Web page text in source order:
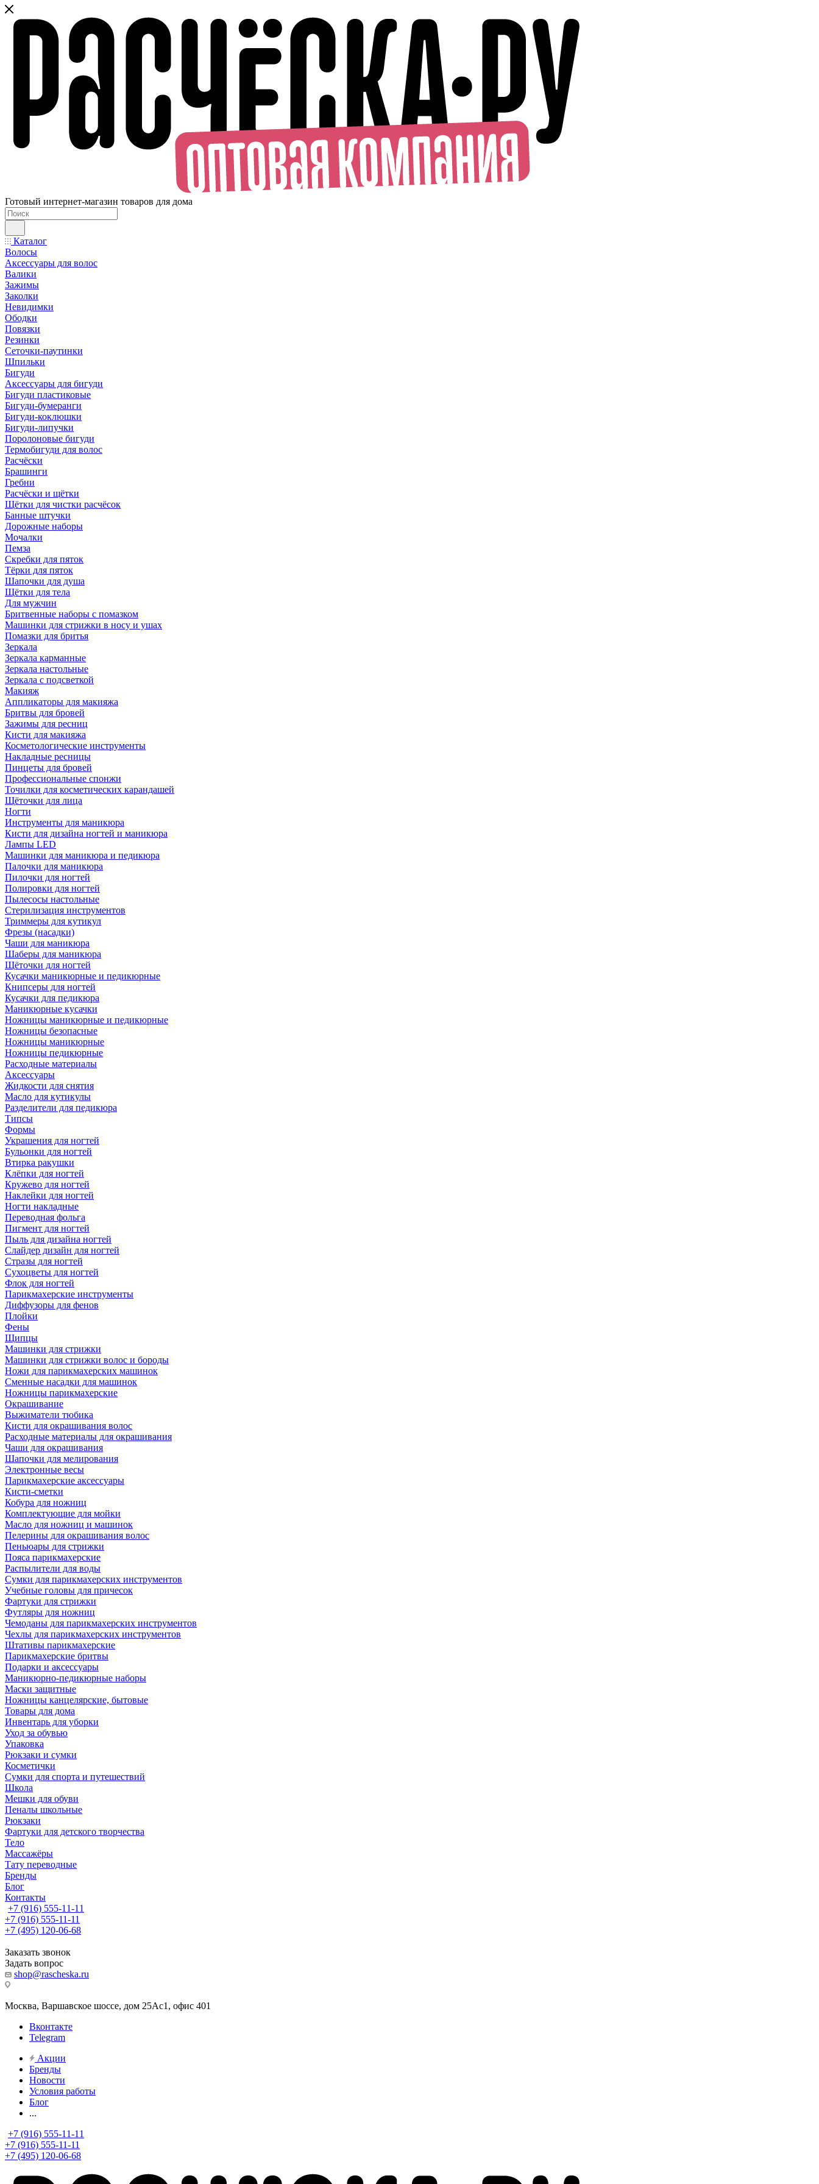
Готовый интернет-магазин товаров для дома
Каталог
Волосы
Аксессуары для волос
Валики
Зажимы
Заколки
Невидимки
Ободки
Повязки
Резинки
Сеточки-паутинки
Шпильки
Бигуди
Аксессуары для бигуди
Бигуди пластиковые
Бигуди-бумеранги
Бигуди-коклюшки
Бигуди-липучки
Поролоновые бигуди
Термобигуди для волос
Расчёски
Брашинги
Гребни
Расчёски и щётки
Щётки для чистки расчёсок
Банные штучки
Дорожные наборы
Мочалки
Пемза
Скребки для пяток
Тёрки для пяток
Шапочки для душа
Щётки для тела
Для мужчин
Бритвенные наборы с помазком
Машинки для стрижки в носу и ушах
Помазки для бритья
Зеркала
Зеркала карманные
Зеркала настольные
Зеркала с подсветкой
Макияж
Аппликаторы для макияжа
Бритвы для бровей
Зажимы для ресниц
Кисти для макияжа
Косметологические инструменты
Накладные ресницы
Пинцеты для бровей
Профессиональные спонжи
Точилки для косметических карандашей
Щёточки для лица
Ногти
Инструменты для маникюра
Кисти для дизайна ногтей и маникюра
Лампы LED
Машинки для маникюра и педикюра
Палочки для маникюра
Пилочки для ногтей
Полировки для ногтей
Пылесосы настольные
Стерилизация инструментов
Триммеры для кутикул
Фрезы (насадки)
Чаши для маникюра
Шаберы для маникюра
Щёточки для ногтей
Кусачки маникюрные и педикюрные
Книпсеры для ногтей
Кусачки для педикюра
Маникюрные кусачки
Ножницы маникюрные и педикюрные
Ножницы безопасные
Ножницы маникюрные
Ножницы педикюрные
Расходные материалы
Аксессуары
Жидкости для снятия
Масло для кутикулы
Разделители для педикюра
Типсы
Формы
Украшения для ногтей
Бульонки для ногтей
Втирка ракушки
Клёпки для ногтей
Кружево для ногтей
Наклейки для ногтей
Ногти накладные
Переводная фольга
Пигмент для ногтей
Пыль для дизайна ногтей
Слайдер дизайн для ногтей
Стразы для ногтей
Сухоцветы для ногтей
Флок для ногтей
Парикмахерские инструменты
Диффузоры для фенов
Плойки
Фены
Щипцы
Машинки для стрижки
Машинки для стрижки волос и бороды
Ножи для парикмахерских машинок
Сменные насадки для машинок
Ножницы парикмахерские
Окрашивание
Выжиматели тюбика
Кисти для окрашивания волос
Расходные материалы для окрашивания
Чаши для окрашивания
Шапочки для мелирования
Электронные весы
Парикмахерские аксессуары
Кисти-сметки
Кобура для ножниц
Комплектующие для мойки
Масло для ножниц и машинок
Пелерины для окрашивания волос
Пеньюары для стрижки
Пояса парикмахерские
Распылители для воды
Сумки для парикмахерских инструментов
Учебные головы для причесок
Фартуки для стрижки
Футляры для ножниц
Чемоданы для парикмахерских инструментов
Чехлы для парикмахерских инструментов
Штативы парикмахерские
Парикмахерские бритвы
Подарки и аксессуары
Маникюрно-педикюрные наборы
Маски защитные
Ножницы канцелярские, бытовые
Товары для дома
Инвентарь для уборки
Уход за обувью
Упаковка
Рюкзаки и сумки
Косметички
Сумки для спорта и путешествий
Школа
Мешки для обуви
Пеналы школьные
Рюкзаки
Фартуки для детского творчества
Тело
Массажёры
Тату переводные
Бренды
Блог
Контакты
+7 (916) 555-11-11
+7 (916) 555-11-11
+7 (495) 120-06-68
Заказать звонок
Задать вопрос
shop@rascheska.ru
Москва, Варшавское шоссе, дом 25Аc1, офис 401
Вконтакте
Telegram
Акции
Бренды
Новости
Условия работы
Блог
...
+7 (916) 555-11-11
+7 (916) 555-11-11
+7 (495) 120-06-68